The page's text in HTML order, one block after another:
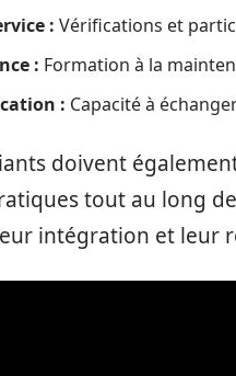
: Vérifications et
: Formation à la
: Capacité à
doivent
tout au long
intégration et leur